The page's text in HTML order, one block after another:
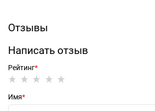
Отзывы
Написать отзыв
Рейтинг
Имя